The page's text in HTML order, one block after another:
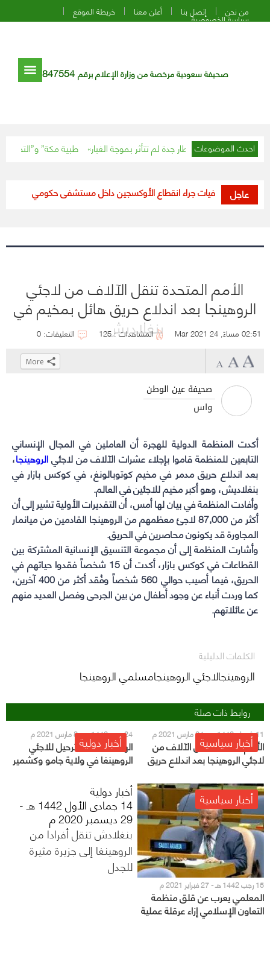
من نحن إتصل بنا أعلن معنا خريطة الموقع
سياسة الخصوصية
صحيفة سعودية مرخصة من وزارة الإعلام برقم 847554
احدث الموضوعات
الرحلات الجوية بمطار جدة لم تتأثر بموجة الغبار “طبية مكة” و”التخصصات
عاجل أبرزها الأردن.. وفيات جراء انقطاع الأوكسجين داخل مستشفى حكومي
الأمم المتحدة تنقل الآلاف من لاجئي
الروهينجا بعد اندلاع حريق هائل بمخيم في
بنغلاديش 02:51 مساءً, 24 Mar 2021 المشاهدات : 125 التعليقات: 0
صحيفة عين الوطن
واس
أكدت المنظمة الدولية للهجرة أن العاملين في المجال الإنساني
التابعينللمنظمةقاموا بإجلاء عشرات الآلاف من لاجئيالروهينجا،
بعد اندلاع حريق مدمر في مخيم كوتوبالونغ، في كوكس بازار في
بنغلاديش، وهو أكبر مخيم للاجئين في العالم.
وأفادت المنظمة في بيان لها أمس، أن التقديرات الأولية تشير إلى أن
أكثر من 87,000 لاجئ معظمهم من الروهينجا القادمين من ميانمار
المجاورة قد يكونون محاصرين في الحريق.
وأشارت المنظمة إلى أن مجموعة التنسيق الإنسانية المشتركة بين
القطاعات في كوكس بازار، أكدت أن 15 شخصاً فقدوا حياتهم في
الحريق، فيما أصيب حوالي 560 شخصاً وفُقد أكثر من 400 آخرين،
كما وردت أنباء عن وجود أطفال من بين الجرحى وفصل العديد منهم
عن عائلاتهم.
(Opens
in
new
window)
(Opens
in
new
window)
(Opens
in
new
Click
(Opens
in
new
More
الكلمات الدليلية
الروهينجالاجئي الروهينجامسلمي الروهينجا
روابط ذات صلة
أخبار سياسية11 شعبان 1442 هـ - 24 مارس 2021 م
الأمم المتحدة تنقل الآلاف من
لاجئي الروهينجا بعد اندلاع حريق
هائل بمخيم في بنغلاديش
أخبار دولية24 رجب 1442 هـ - 8 مارس 2021 م
الهند تبدأ حملة ترحيل للاجئي
الروهينغا في ولاية جامو وكشمير
أخبار سياسية
15 رجب 1442 هـ - 27 فبراير 2021 م
المعلمي يعرب عن قلق منظمة
التعاون الإسلامي إزاء عرقلة عملية
إعادة مسلمي الروهينجا لوطنهم
أخبار دولية
14 جمادى الأول 1442 هـ -
29 ديسمبر 2020 م
بنغلادش تنقل أفرادا من
الروهينغا إلى جزيرة مثيرة
للجدل